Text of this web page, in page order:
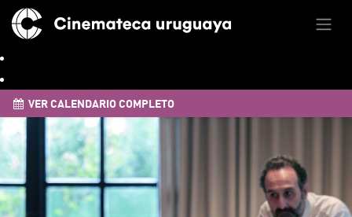
VER CALENDARIO COMPLETO